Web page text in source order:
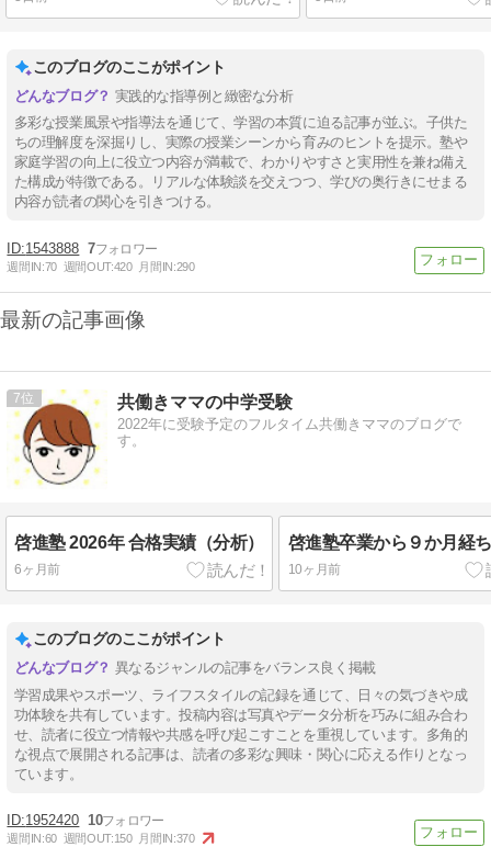
このブログのここがポイント
実践的な指導例と緻密な分析
多彩な授業風景や指導法を通じて、学習の本質に迫る記事が並ぶ。子供た
ちの理解度を深掘りし、実際の授業シーンから育みのヒントを提示。塾や
家庭学習の向上に役立つ内容が満載で、わかりやすさと実用性を兼ね備え
た構成が特徴である。リアルな体験談を交えつつ、学びの奥行きにせまる
内容が読者の関心を引きつける。
1543888 7
週間IN:70 週間OUT:420 月間IN:290
最新の記事画像
7 共働きママの中学受験
2022年に受験予定のフルタイム共働きママのブログで
す。
啓進塾 2026年 合格実績（分析）
6ヶ月前
啓進塾卒業から９か月経
10ヶ月前
このブログのここがポイント
異なるジャンルの記事をバランス良く掲載
学習成果やスポーツ、ライフスタイルの記録を通じて、日々の気づきや成
功体験を共有しています。投稿内容は写真やデータ分析を巧みに組み合わ
せ、読者に役立つ情報や共感を呼び起こすことを重視しています。多角的
な視点で展開される記事は、読者の多彩な興味・関心に応える作りとなっ
ています。
1952420 10
週間IN:60 週間OUT:150 月間IN:370